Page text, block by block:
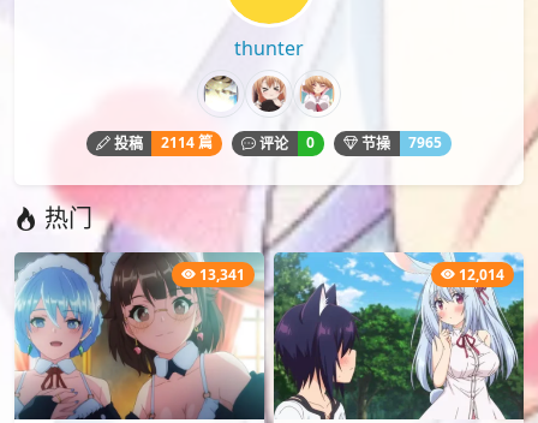
thunter
投稿 2114 篇 评论 0 节操 7965
热门
13,341 12,014